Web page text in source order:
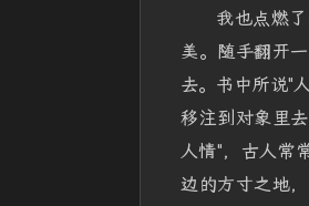
我也点燃
美。随手翻开
去。书中所说"
移注到对象里
人情"，古人常
边的方寸之地